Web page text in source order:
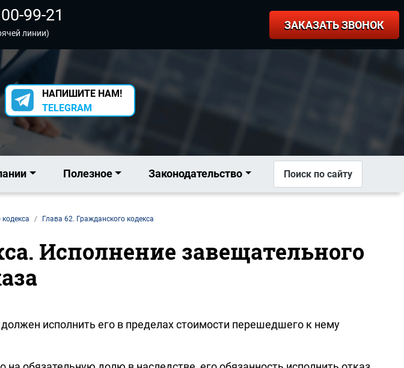
99-21
линии)
ЗАКАЗАТЬ ЗВОНОК
НАПИШИТЕ НАМ!
TELEGRAM
Полезное Законодательство Поиск по сайту
Глава 62. Гражданского кодекса
Исполнение завещательного
исполнить его в пределах стоимости перешедшего к нему